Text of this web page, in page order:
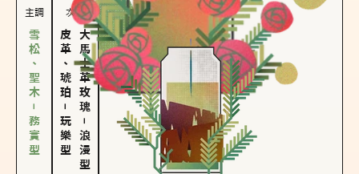
主調
雪松、聖木－務實型
次調
皮革、琥珀
－
玩樂型
大馬士革玫瑰
－
浪漫型